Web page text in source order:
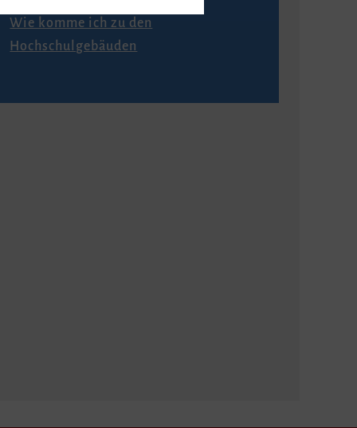
Wie komme ich zu den
Hochschulgebäuden